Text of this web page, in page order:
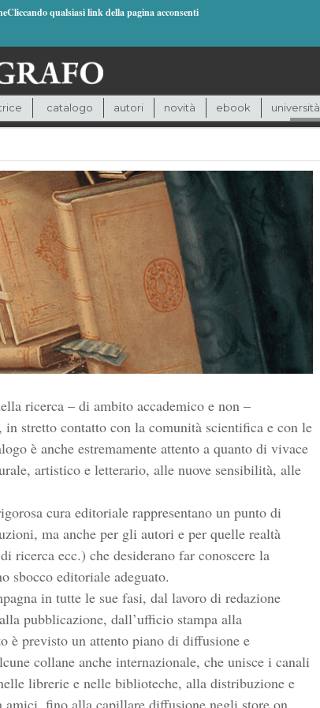
qualsiasi link della pagina acconsenti
catalogo autori novità ebook università
ricerca – di ambito accademico e non –
stretto contatto con la comunità scientifica e con le
è anche estremamente attento a quanto di vivace
artistico e letterario, alle nuove sensibilità, alle
cura editoriale rappresentano un punto di
ma anche per gli autori e per quelle realtà
ricerca ecc.) che desiderano far conoscere la
sbocco editoriale adeguato.
in tutte le sue fasi, dal lavoro di redazione
pubblicazione, dall’ufficio stampa alla
è previsto un attento piano di diffusione e
collane anche internazionale, che unisce i canali
librerie e nelle biblioteche, alla distribuzione e
fino alla capillare diffusione negli store on